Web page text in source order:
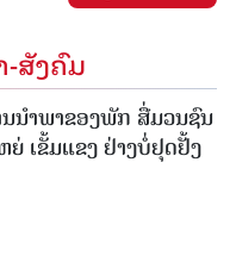
ສັງຄົມ
ນໍາພາຂອງພັກ ສື່ມວນຊົນ
ຍ່ ເຂັ້ມແຂງ ຢ່າງບໍ່ຢຸດຢັ້ງ